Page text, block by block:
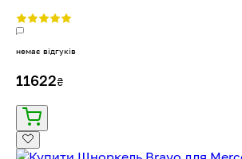
немає відгуків
11622₴